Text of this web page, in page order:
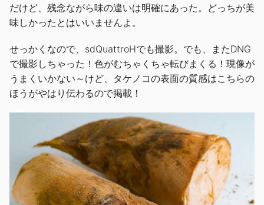
だけど、残念ながら味の違いは明確にあった。どっちが美
味しかったとはいいませんよ。
せっかくなので、sdQuattroHでも撮影。でも、またDNG
で撮影しちゃった！色がむちゃくちゃ転びまくる！現像が
うまくいかない～けど、タケノコの表面の質感はこちらの
ほうがやはり伝わるので掲載！